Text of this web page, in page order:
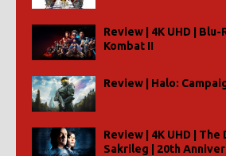
Review | 4K UHD |
Kombat II
Review | Halo:
Review | 4K UHD | The
Sakrileg | 20th